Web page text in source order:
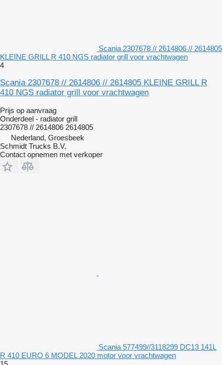
Scania 2307678 // 2614806 // 2614805
KLEINE GRILL R 410 NGS radiator grill voor vrachtwagen
4
Scania 2307678 // 2614806 // 2614805 KLEINE GRILL R
410 NGS radiator grill voor vrachtwagen
Prijs op aanvraag
Onderdeel - radiator grill
2307678 // 2614806 2614805
Nederland, Groesbeek
Schmidt Trucks B.V.
Contact opnemen met verkoper
Scania 577499//3118299 DC13 141L
R 410 EURO 6 MODEL 2020 motor voor vrachtwagen